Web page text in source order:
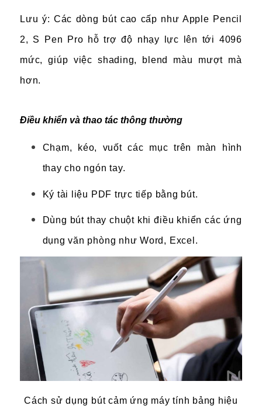
Lưu ý: Các dòng bút cao cấp như Apple Pencil
2, S Pen Pro hỗ trợ độ nhạy lực lên tới 4096
mức, giúp việc shading, blend màu mượt mà
hơn.
Điều khiển và thao tác thông thường
Chạm, kéo, vuốt các mục trên màn hình
thay cho ngón tay.
Ký tài liệu PDF trực tiếp bằng bút.
Dùng bút thay chuột khi điều khiển các ứng
dụng văn phòng như Word, Excel.
Cách sử dụng bút cảm ứng máy tính bảng hiệu